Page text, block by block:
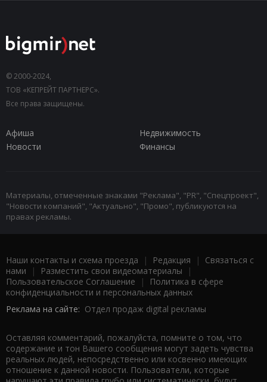
© 2000-2024,
ТОВ «КЕПРЕЙТ ПАРТНЕРС».
Все права защищены.
Афиша
Недвижимость
Новости
Финансы
Материалы, отмеченные знаками "Реклама", "PR", "Спецпроект",
"Новости компаний", "Актуально", "Промо", публикуются на
правах рекламы.
Наши контакты и схема проезда | Редакция | Связаться с
нами | Разместить свои видеоматериалы |
Пользовательское Соглашение |
Политика в сфере
конфиденциальности и персональных данных
Реклама на сайте: Отдел продаж digital рекламы
Оставляя комментарий, пожалуйста, помните о том, что
содержание и тон Вашего сообщения могут задеть чувства
реальных людей, непосредственно или косвенно имеющих
отношение к данной новости. Пользователи, которые